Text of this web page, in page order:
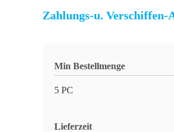
Zahlungs-u. Verschiffen-
Min Bestellmenge
5 PC
Lieferzeit